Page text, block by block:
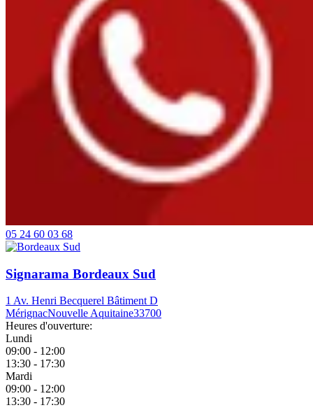
05 24 60 03 68
Signarama Bordeaux Sud
1 Av. Henri Becquerel Bâtiment D
MérignacNouvelle Aquitaine33700
Heures d'ouverture:
Lundi
09:00 - 12:00
13:30 - 17:30
Mardi
09:00 - 12:00
13:30 - 17:30